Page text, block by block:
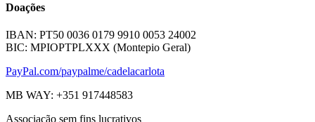
Doações
IBAN: PT50 0036 0179 9910 0053 24002
BIC: MPIOPTPLXXX (Montepio Geral)
PayPal.com/paypalme/cadelacarlota
MB WAY: +351 917448583
Associação sem fins lucrativos